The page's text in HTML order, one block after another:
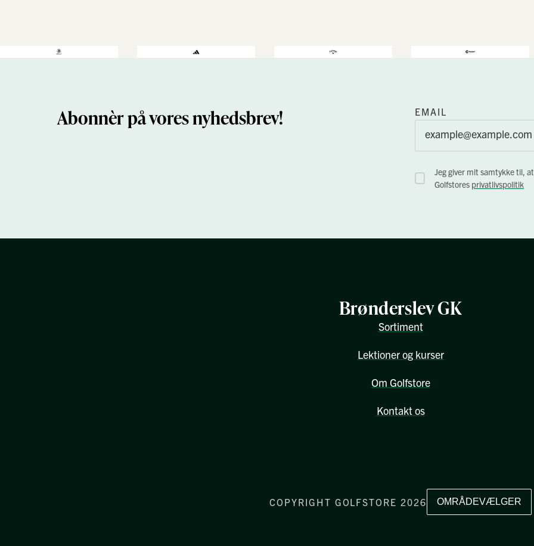
Abonnèr på vores nyhedsbrev! EMAIL
Jeg giver mit samtykke til,
Golfstores privatlivspolitik
Brønderslev GK
Sortiment
Lektioner og kurser
Om Golfstore
Kontakt os
COPYRIGHT GOLFSTORE 2026 OMRÅDEVÆLGER